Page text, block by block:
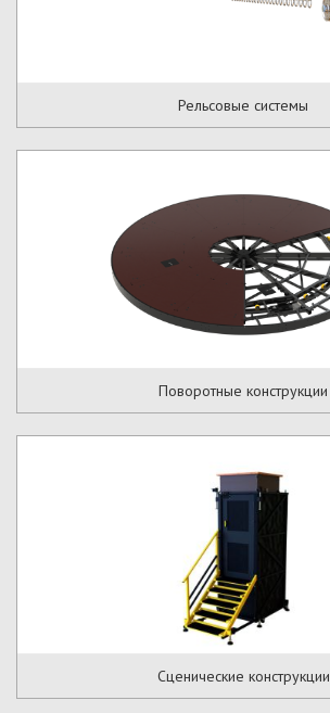
Рельсовые системы
Поворотные конструкции
Сценические конструкции